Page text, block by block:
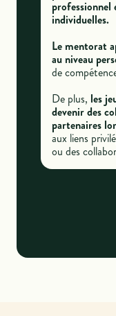
professionnel
individuelles.
Le mentorat
au niveau
de
De plus, les
devenir des
partenaires
aux liens
ou des